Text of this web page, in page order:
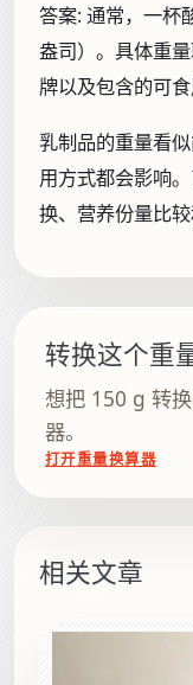
答案:通常，一杯
盎司）。具体重
牌以及包含的可
乳制品的重量看
用方式都会影响
换、营养份量比
转换这个重
想把 150 g 转
器。
打开重量换算器
相关文章